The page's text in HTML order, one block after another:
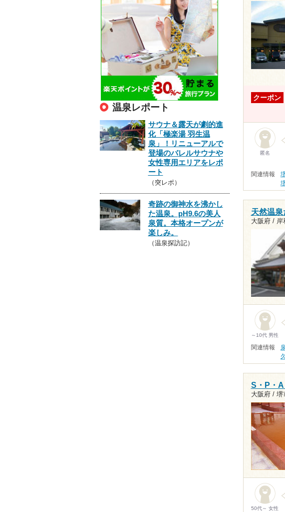
クーポン
匿名
関連情報
天然温
大阪府 / 岸
～10代 男性
関連情報
S・P・A
大阪府 / 堺
50代～ 女性
温泉レポート
サウナ＆露天が劇的進
化「極楽湯 羽生温
泉」！リニューアルで
登場のバレルサウナや
女性専用エリアをレポ
ート
（突レポ）
奇跡の御神水を沸かし
た温泉。pH9.6の美人
泉質。本格オープンが
楽しみ。
（温泉探訪記）